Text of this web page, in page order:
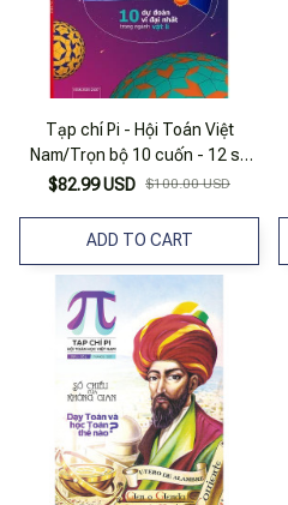
Tạp chí Pi - Hội Toán Việt
Nam/Trọn bộ 10 cuốn - 12 số
năm 2021
$82.99 USD $100.00 USD
ADD TO CART